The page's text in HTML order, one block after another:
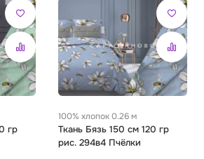
гр
100% хлопок 0.26 м
Ткань Бязь 150 см 120 гр
рис. 294в4 Пчёлки